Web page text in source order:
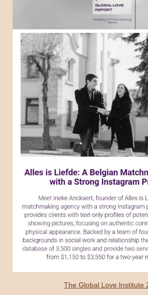
The Global Love Institute